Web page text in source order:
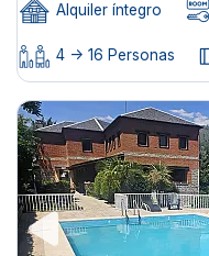
Alquiler íntegro
4 -> 16 Personas